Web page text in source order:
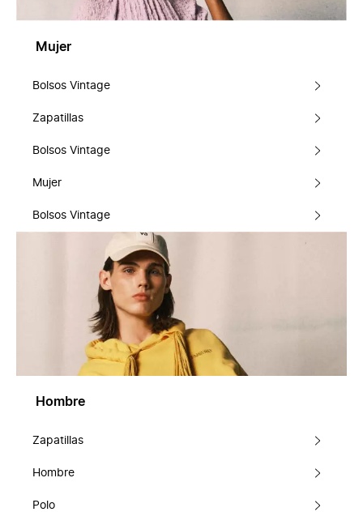
Mujer
Bolsos Vintage
Zapatillas
Bolsos Vintage
Mujer
Bolsos Vintage
Hombre
Zapatillas
Hombre
Polo